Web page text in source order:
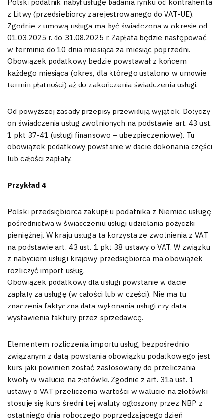
Polski podatnik nabył usługę badania rynku od kontrahenta
z Litwy (przedsiębiorcy zarejestrowanego do VAT-UE).
Zgodnie z umową usługa ma być świadczona w okresie od
01.03.2025 r. do 31.08.2025 r. Zapłata będzie następować
w terminie do 10 dnia miesiąca za miesiąc poprzedni.
Obowiązek podatkowy będzie powstawał z końcem
każdego miesiąca (okres, dla którego ustalono w umowie
termin płatności) aż do zakończenia świadczenia usługi.
Od powyższej zasady przepisy przewidują wyjątek. Dotyczy
on świadczenia usług zwolnionych na podstawie art. 43 ust.
1 pkt 37-41 (usługi finansowo – ubezpieczeniowe). Tu
obowiązek podatkowy powstanie w dacie dokonania części
lub całości zapłaty.
Przykład 4
Polski przedsiębiorca zakupił u podatnika z Niemiec usługę
pośrednictwa w świadczeniu usługi udzielania pożyczki
pieniężnej. W kraju usługa ta korzysta ze zwolnienia z VAT
na podstawie art. 43 ust. 1 pkt 38 ustawy o VAT. W związku
z nabyciem usługi krajowy przedsiębiorca ma obowiązek
rozliczyć import usług.
Obowiązek podatkowy dla usługi powstanie w dacie
zapłaty za usługę (w całości lub w części). Nie ma tu
znaczenia faktyczna data wykonania usługi czy data
wystawienia faktury przez sprzedawcę.
Elementem rozliczenia importu usług, bezpośrednio
związanym z datą powstania obowiązku podatkowego jest
kurs jaki powinien zostać zastosowany do przeliczania
kwoty w walucie na złotówki. Zgodnie z art. 31a ust. 1
ustawy o VAT przeliczenia wartości w walucie na złotówki
stosuje się kurs średni tej waluty ogłoszony przez NBP z
ostatniego dnia roboczego poprzedzającego dzień